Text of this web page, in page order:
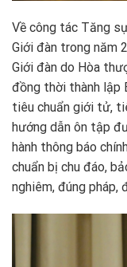
Về công tác Tăng
Giới đàn trong năm
Giới đàn do Hòa
đồng thời thành lập
tiêu chuẩn giới tử,
hướng dẫn ôn tập
hành thông báo
chuẩn bị chu đáo,
nghiêm, đúng pháp,